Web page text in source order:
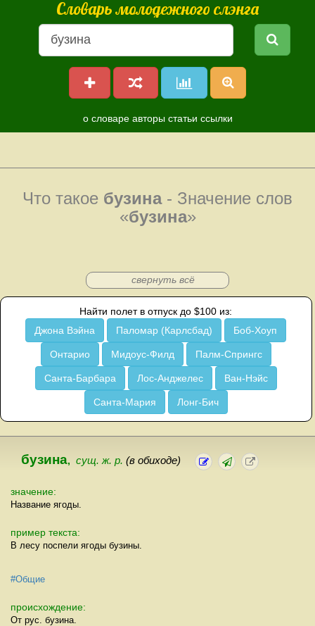
Словарь молодежного слэнга
о словаре авторы статьи ссылки
Что такое бузина- Значение слов
«бузина»
свернуть всё
Найти полет в отпуск до $100 из:
Джона Вэйна
Паломар (Карлсбад) Боб-Хоуп
Онтарио Мидоус-Филд Палм-Спрингс
Санта-Барбара Лос-Анджелес Ван-Нэйс
Санта-Мария Лонг-Бич
бузина, сущ. ж. р. (в обиходе)
значение:
Название ягоды.
пример текста:
В лесу поспели ягоды бузины.
#Общие
происхождение:
От рус. бузина.